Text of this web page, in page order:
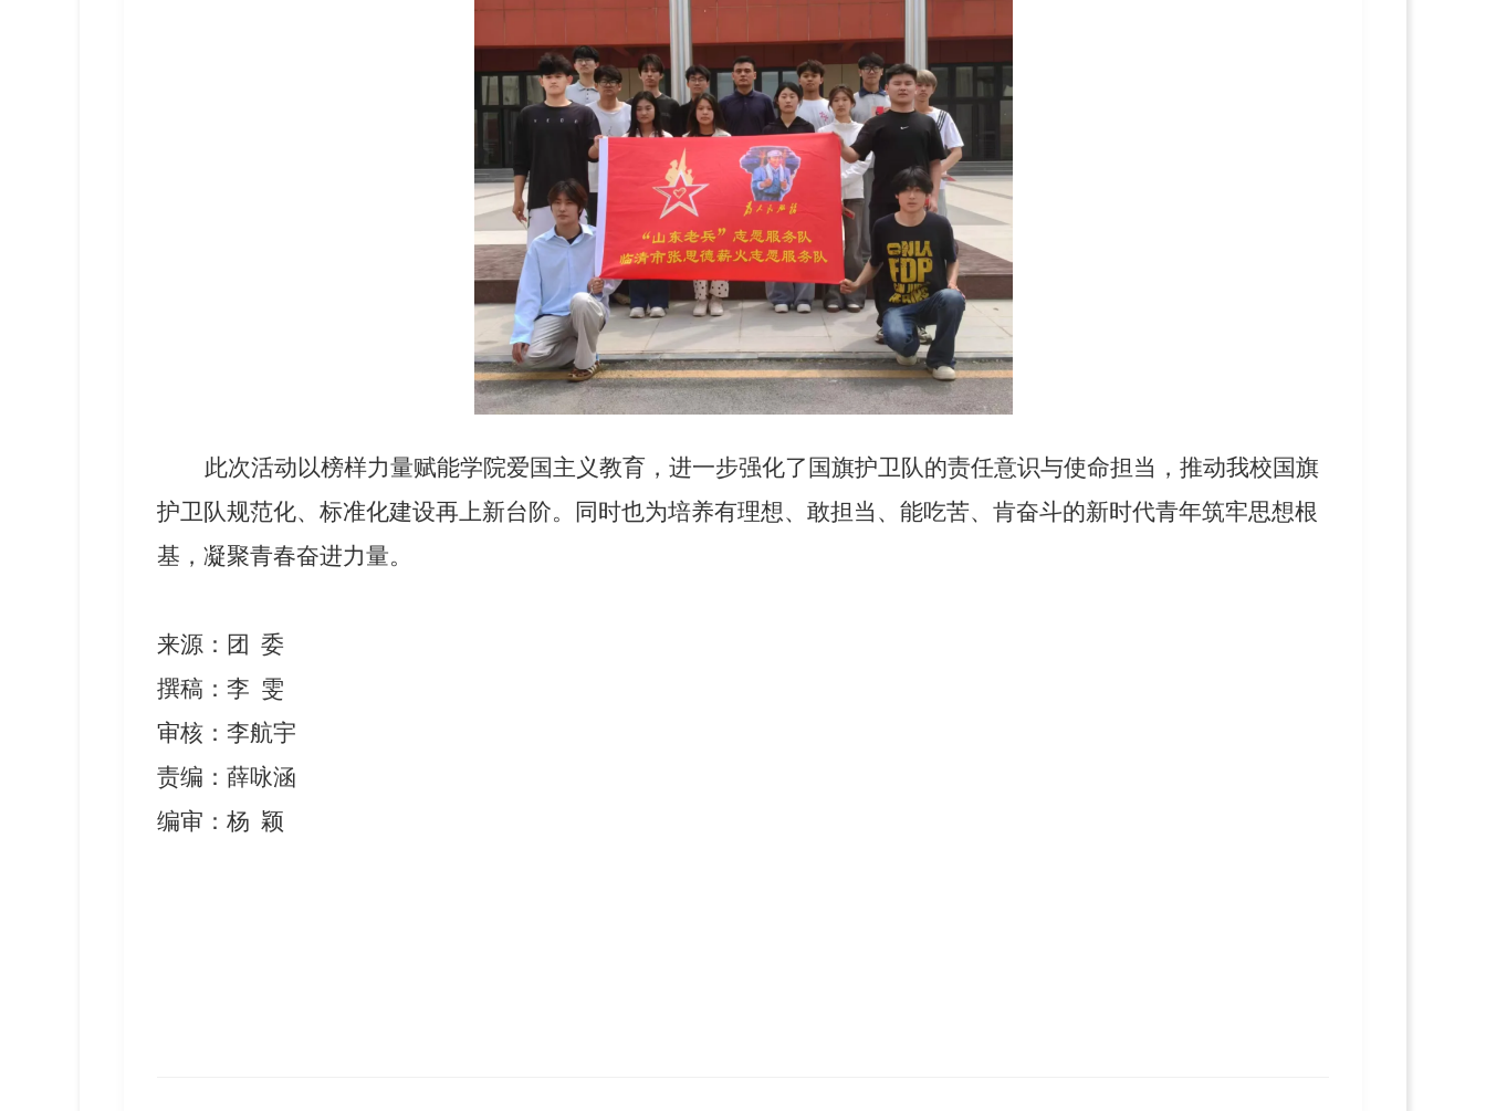
此次活动以榜样力量赋能学院爱国主义教育，进一步强化了国旗护卫队的责任意识与使命担当，推动我校国旗
护卫队规范化、标准化建设再上新台阶。同时也为培养有理想、敢担当、能吃苦、肯奋斗的新时代青年筑牢思想根
基，凝聚青春奋进力量。
来源 ： 团 委
撰稿 ： 李 雯
审核 ： 李航宇
责编 ： 薛咏涵
编审 ： 杨 颖